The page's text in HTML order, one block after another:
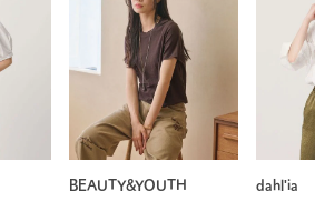
BEAUTY&YOUTH
dahl'ia